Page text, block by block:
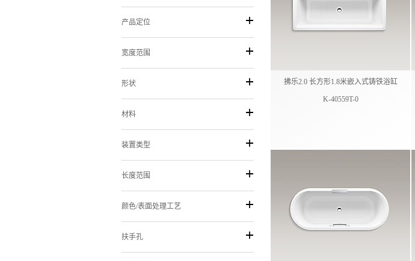
产品定位
宽度范围
形状
材料
装置类型
长度范围
颜色/表面处理工艺
扶手孔
拂乐2.0 长方形1.8米嵌入式铸铁浴缸
K-40559T-0